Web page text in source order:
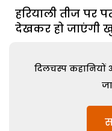
हरियाली तीज पर
देखकर हो जाएंगी
दिलचस्प